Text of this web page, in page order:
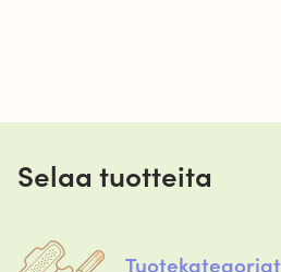
Selaa tuotteita
Tuotekategoriat